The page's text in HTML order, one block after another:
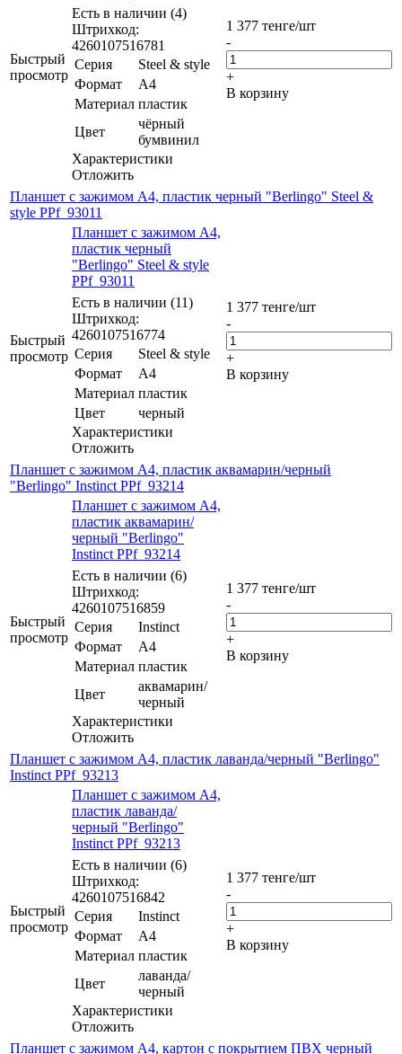
Быстрый
просмотр
Есть в наличии (4)
Штрихкод:
4260107516781
Серия
Steel & style
Формат
А4
Материал пластик
Цвет
чёрный
бумвинил
Характеристики
Отложить
1 377 тенге/шт
-
+
В корзину
Планшет с зажимом А4, пластик черный "Berlingo" Steel &
style PPf_93011
Быстрый
просмотр
Планшет с зажимом А4,
пластик черный
"Berlingo" Steel & style
PPf_93011
Есть в наличии (11)
Штрихкод:
4260107516774
Серия
Steel & style
Формат
А4
Материал пластик
Цвет
черный
Характеристики
Отложить
1 377 тенге/шт
-
+
В корзину
Планшет с зажимом А4, пластик аквамарин/черный
"Berlingo" Instinct PPf_93214
Быстрый
просмотр
Планшет с зажимом А4,
пластик аквамарин/
черный "Berlingo"
Instinct PPf_93214
Есть в наличии (6)
Штрихкод:
4260107516859
Серия
Instinct
Формат
А4
Материал пластик
Цвет
аквамарин/
черный
Характеристики
Отложить
1 377 тенге/шт
-
+
В корзину
Планшет с зажимом А4, пластик лаванда/черный "Berlingo"
Instinct PPf_93213
Быстрый
просмотр
Планшет с зажимом А4,
пластик лаванда/
черный "Berlingo"
Instinct PPf_93213
Есть в наличии (6)
Штрихкод:
4260107516842
Серия
Instinct
Формат
А4
Материал пластик
Цвет
лаванда/
черный
Характеристики
Отложить
1 377 тенге/шт
-
+
В корзину
Планшет с зажимом А4, картон с покрытием ПВХ черный